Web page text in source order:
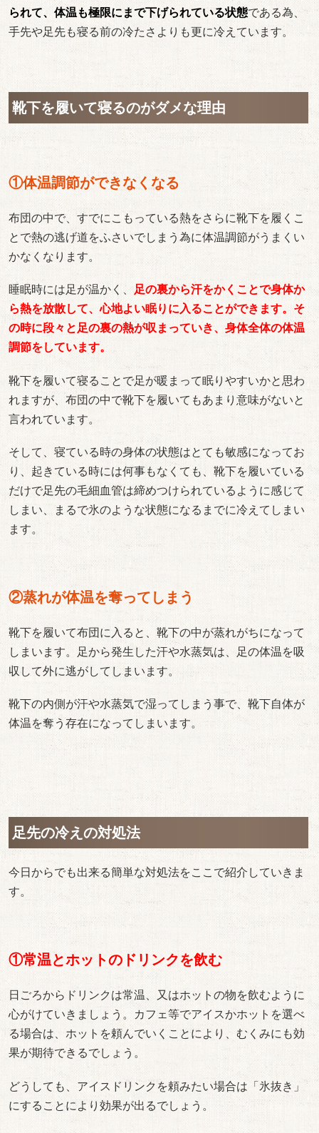
られて、体温も極限にまで下げられている状態である為、
手先や足先も寝る前の冷たさよりも更に冷えています。
靴下を履いて寝るのがダメな理由
①体温調節ができなくなる
布団の中で、すでにこもっている熱をさらに靴下を履くこ
とで熱の逃げ道をふさいでしまう為に体温調節がうまくい
かなくなります。
睡眠時には足が温かく、
足の裏から汗をかくことで身体か
ら熱を放散して、心地よい眠りに入ることができます。そ
の時に段々と足の裏の熱が収まっていき、身体全体の体温
調節をしています。
靴下を履いて寝ることで足が暖まって眠りやすいかと思わ
れますが、布団の中で靴下を履いてもあまり意味がないと
言われています。
そして、寝ている時の身体の状態はとても敏感になってお
り、起きている時には何事もなくても、靴下を履いている
だけで足先の毛細血管は締めつけられているように感じて
しまい、まるで氷のような状態になるまでに冷えてしまい
ます。
②蒸れが体温を奪ってしまう
靴下を履いて布団に入ると、靴下の中が蒸れがちになって
しまいます。足から発生した汗や水蒸気は、足の体温を吸
収して外に逃がしてしまいます。
靴下の内側が汗や水蒸気で湿ってしまう事で、靴下自体が
体温を奪う存在になってしまいます。
足先の冷えの対処法
今日からでも出来る簡単な対処法をここで紹介していきま
す。
①常温とホットのドリンクを飲む
日ごろからドリンクは常温、又はホットの物を飲むように
心がけていきましょう。カフェ等でアイスかホットを選べ
る場合は、ホットを頼んでいくことにより、むくみにも効
果が期待できるでしょう。
どうしても、アイスドリンクを頼みたい場合は「氷抜き」
にすることにより効果が出るでしょう。